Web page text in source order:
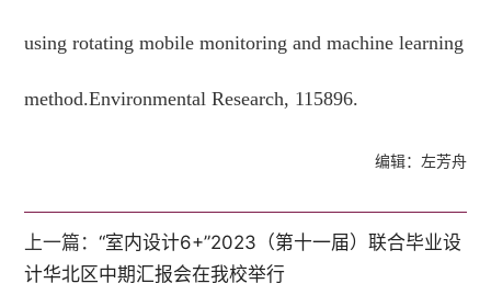
using rotating mobile monitoring and machine learning
method.Environmental Research, 115896.
编辑：左芳舟
上一篇：“室内设计6+”2023（第十一届）联合毕业设
计华北区中期汇报会在我校举行